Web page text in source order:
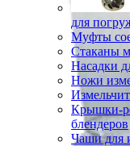
для
Муфты
Стаканы
Насадки
Ножи
Крышки-
блендеров
Чаши для